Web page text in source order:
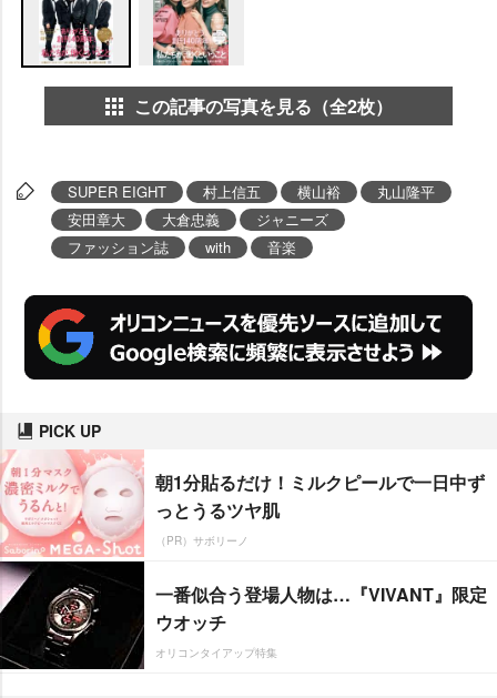
この記事の写真を見る（全2枚）
SUPER EIGHT 村上信五 横山裕
丸山隆平
安田章大
大倉忠義
ジャニーズ
ファッション誌
with 音楽
PICK UP
朝1分貼るだけ！ミルクピールで一日中ず
っとうるツヤ肌
（PR）サボリーノ
一番似合う登場人物は…『VIVANT』限定
ウオッチ
オリコンタイアップ特集